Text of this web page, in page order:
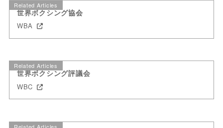
Related Articles
世界ボクシング協会
WBA
Related Articles
世界ボクシング評議会
WBC